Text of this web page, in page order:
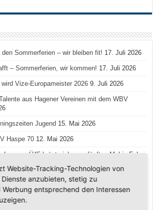
Sommerferien – wir bleiben fit! 17. Juli 2026
– Sommerferien, wir kommen! 17. Juli 2026
Vize-Europameister 2026 9. Juli 2026
aus Hagener Vereinen mit dem WBV
Jugend 15. Mai 2026
Haspe 70 12. Mai 2026
Langen: Ü45 krönt sich zum fünften Mal in Folge
Ausrufezeichen 9. Mai 2026
LOCO Express greift nach dem fünften Titel in
Website-Tracking-Technologien von
anzubieten, stetig zu
entsprechend den Interessen